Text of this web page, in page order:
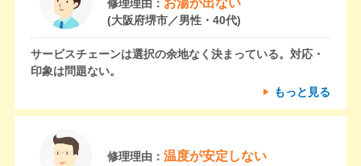
修理理由：
(大阪府堺市／男性・40代)
サービスチェーンは選択の余地なく決まっている。対応・
印象は問題ない。
もっと見る
修理理由： 温度が安定しない